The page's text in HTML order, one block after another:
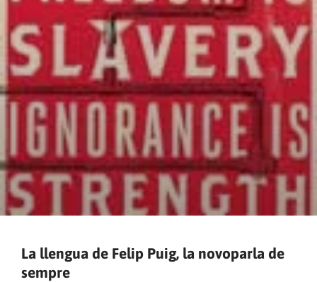
La llengua de Felip Puig, la novoparla de
sempre